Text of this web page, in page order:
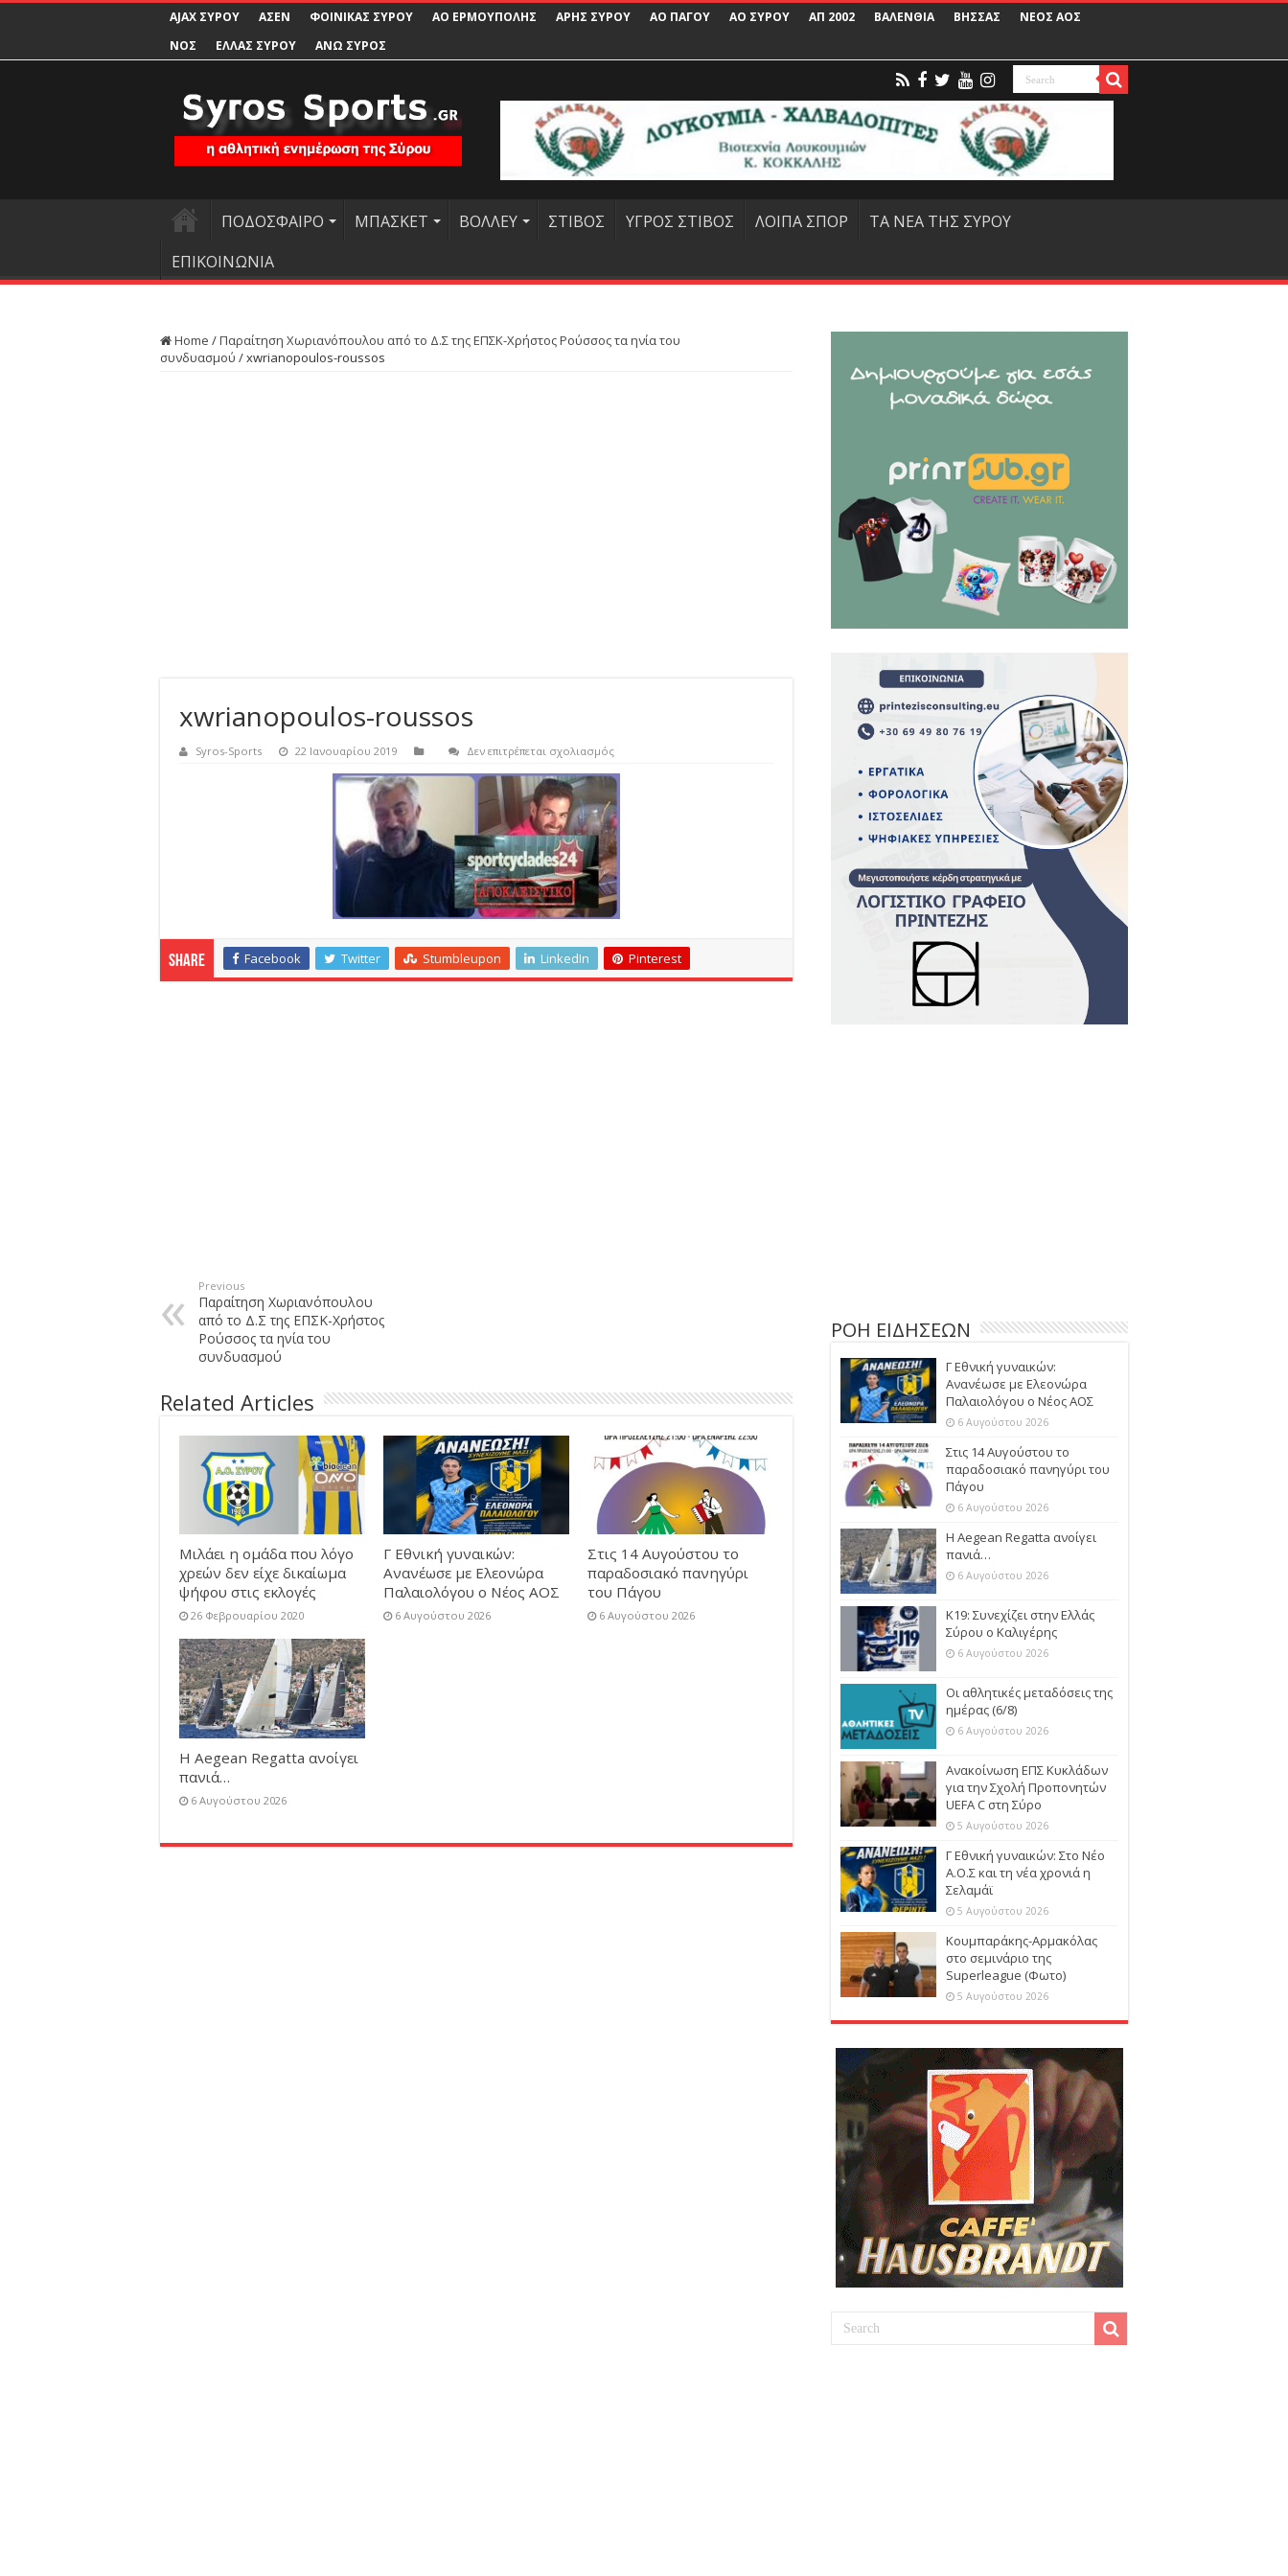
AJAX ΣΥΡΟΥ ΑΣΕΝ ΦΟΙΝΙΚΑΣ ΣΥΡΟΥ ΑΟ ΕΡΜΟΥΠΟΛΗΣ ΑΡΗΣ ΣΥΡΟΥ ΑΟ ΠΑΓΟΥ ΑΟ ΣΥΡΟΥ ΑΠ 2002 ΒΑΛΕΝΘΙΑ ΒΗΣΣΑΣ
ΝΕΟΣ ΑΟΣ
ΝΟΣ
ΕΛΛΑΣ ΣΥΡΟΥ ΑΝΩ ΣΥΡΟΣ
ΠΟΔΟΣΦΑΙΡΟ ΜΠΑΣΚΕΤ ΒΟΛΛΕΥ ΣΤΙΒΟΣ ΥΓΡΟΣ ΣΤΙΒΟΣ ΛΟΙΠΑ ΣΠΟΡ
ΤΑ ΝΕΑ ΤΗΣ ΣΥΡΟΥ
ΕΠΙΚΟΙΝΩΝΙΑ
Home /Παραίτηση Χωριανόπουλου από το Δ.Σ της ΕΠΣΚ-Χρήστος Ρούσσος τα ηνία του
συνδυασμού /xwrianopoulos-roussos
xwrianopoulos-roussos
Syros-Sports 22 Ιανουαρίου 2019 Δεν επιτρέπεται σχολιασμόςστο
roussos
Share Facebook Twitter Stumbleupon LinkedIn Pinterest
Previous
Παραίτηση Χωριανόπουλου
από το Δ.Σ της ΕΠΣΚ-Χρήστος
Ρούσσος τα ηνία του
συνδυασμού
Related Articles
Μιλάει η ομάδα που λόγο
χρεών δεν είχε δικαίωμα
ψήφου στις εκλογές
26 Φεβρουαρίου 2020
Γ Εθνική γυναικών:
Ανανέωσε με Ελεονώρα
Παλαιολόγου ο Νέος ΑΟΣ
6 Αυγούστου 2026
Στις 14 Αυγούστου το
παραδοσιακό πανηγύρι
του Πάγου
6 Αυγούστου 2026
Η Aegean Regatta ανοίγει
πανιά…
6 Αυγούστου 2026
ΡΟΗ ΕΙΔΗΣΕΩΝ
Γ Εθνική γυναικών:
Ανανέωσε με Ελεονώρα
Παλαιολόγου ο Νέος ΑΟΣ
6 Αυγούστου 2026
Στις 14 Αυγούστου το
παραδοσιακό πανηγύρι του
Πάγου
6 Αυγούστου 2026
Η Aegean Regatta ανοίγει
πανιά…
6 Αυγούστου 2026
Κ19: Συνεχίζει στην Ελλάς
Σύρου ο Καλιγέρης
6 Αυγούστου 2026
Οι αθλητικές μεταδόσεις της
ημέρας (6/8)
6 Αυγούστου 2026
Ανακοίνωση ΕΠΣ Κυκλάδων
για την Σχολή Προπονητών
UEFA C στη Σύρο
5 Αυγούστου 2026
Γ Εθνική γυναικών: Στο Νέο
Α.Ο.Σ και τη νέα χρονιά η
Σελαμάϊ
5 Αυγούστου 2026
Κουμπαράκης-Αρμακόλας
στο σεμινάριο της
Superleague (Φωτο)
5 Αυγούστου 2026